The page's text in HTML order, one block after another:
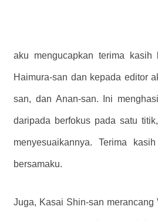
aku mengucapkan terima kasih
Haimura-san dan kepada editor
san, dan Anan-san. Ini
daripada berfokus pada satu
menyesuaikannya. Terima
bersamaku.
Juga, Kasai Shin-san merancang